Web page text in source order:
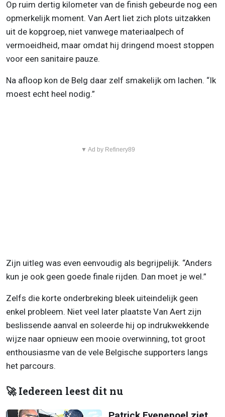
Op ruim dertig kilometer van de finish gebeurde nog een
opmerkelijk moment. Van Aert liet zich plots uitzakken
uit de kopgroep, niet vanwege materiaalpech of
vermoeidheid, maar omdat hij dringend moest stoppen
voor een sanitaire pauze.
Na afloop kon de Belg daar zelf smakelijk om lachen. “Ik
moest echt heel nodig.”
▼ Ad by Refinery89
Zijn uitleg was even eenvoudig als begrijpelijk. “Anders
kun je ook geen goede finale rijden. Dan moet je wel.”
Zelfs die korte onderbreking bleek uiteindelijk geen
enkel probleem. Niet veel later plaatste Van Aert zijn
beslissende aanval en soleerde hij op indrukwekkende
wijze naar opnieuw een mooie overwinning, tot groot
enthousiasme van de vele Belgische supporters langs
het parcours.
🚀 Iedereen leest dit nu